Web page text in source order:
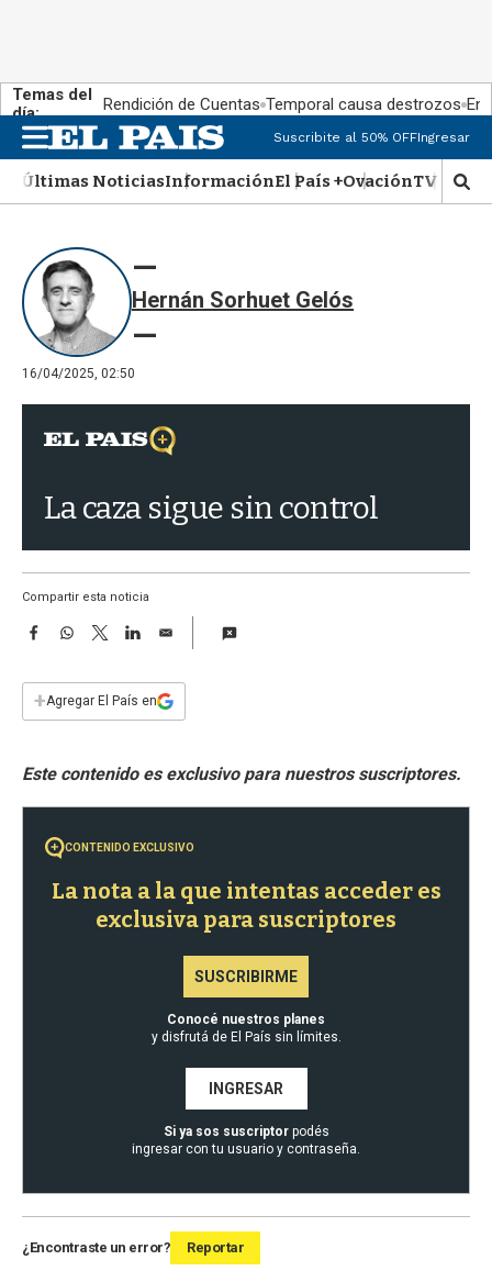
Temas del
día:
Rendición de Cuentas Temporal causa destrozos En
n
u
Suscribite al 50% OFFIngresar
Últimas NoticiasInformaciónEl País +OvaciónTV Show
M
o
q
Hernán Sorhuet Gelós
16/04/2025, 02:50
La caza sigue sin control
Compartir esta noticia
F
e
b
k
W
s
p
T
w
t
L
n
E
i
l
+Agregar El País en
CONTENIDO EXCLUSIVO
La nota a la que intentas acceder es
exclusiva para suscriptores
SUSCRIBIRME
Conocé nuestros planes
y disfrutá de El País sin límites.
INGRESAR
Si ya sos suscriptorpodés
ingresar con tu usuario y contraseña.
¿Encontraste un error? Reportar